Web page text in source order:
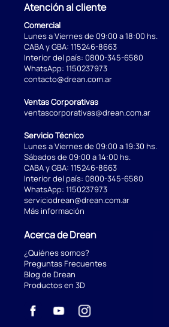
Atención al cliente
Comercial
Lunes a Viernes de 09:00 a 18:00 hs.
CABA y GBA: 115246-8663
Interior del país: 0800-345-6580
WhatsApp: 1150237973
contacto@drean.com.ar
Ventas Corporativas
ventascorporativas@drean.com.ar
Servicio Técnico
Lunes a Viernes de 09:00 a 19:30 hs.
Sábados de 09:00 a 14:00 hs.
CABA y GBA: 115246-8663
Interior del país: 0800-345-6580
WhatsApp: 1150237973
serviciodrean@drean.com.ar
Más información
Acerca de Drean
¿Quiénes somos?
Preguntas Frecuentes
Blog de Drean
Productos en 3D